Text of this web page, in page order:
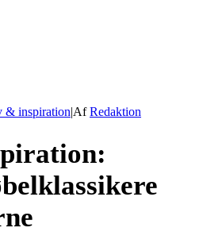
& inspiration|AfRedaktion